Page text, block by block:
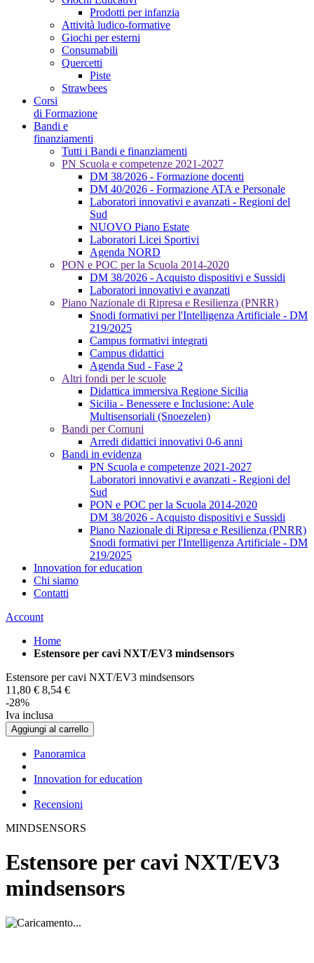
Prodotti per infanzia
Attività ludico-formative
Giochi per esterni
Consumabili
Quercetti
Piste
Strawbees
Corsi
di Formazione
Bandi e
finanziamenti
Tutti i Bandi e finanziamenti
PN Scuola e competenze 2021-2027
DM 38/2026 - Formazione docenti
DM 40/2026 - Formazione ATA e Personale
Laboratori innovativi e avanzati - Regioni del
Sud
NUOVO Piano Estate
Laboratori Licei Sportivi
Agenda NORD
PON e POC per la Scuola 2014-2020
DM 38/2026 - Acquisto dispositivi e Sussidi
Laboratori innovativi e avanzati
Piano Nazionale di Ripresa e Resilienza (PNRR)
Snodi formativi per l'Intelligenza Artificiale - DM
219/2025
Campus formativi integrati
Campus didattici
Agenda Sud - Fase 2
Altri fondi per le scuole
Didattica immersiva Regione Sicilia
Sicilia - Benessere e Inclusione: Aule
Multisensoriali (Snoezelen)
Bandi per Comuni
Arredi didattici innovativi 0-6 anni
Bandi in evidenza
PN Scuola e competenze 2021-2027
Laboratori innovativi e avanzati - Regioni del
Sud
PON e POC per la Scuola 2014-2020
DM 38/2026 - Acquisto dispositivi e Sussidi
Piano Nazionale di Ripresa e Resilienza (PNRR)
Snodi formativi per l'Intelligenza Artificiale - DM
219/2025
Innovation for education
Chi siamo
Contatti
Account
Home
Estensore per cavi NXT/EV3 mindsensors
Estensore per cavi NXT/EV3 mindsensors
11,80 € 8,54 €
-28%
Iva inclusa
Aggiungi al carrello
Panoramica
Innovation for education
Recensioni
MINDSENSORS
Estensore per cavi NXT/EV3
mindsensors